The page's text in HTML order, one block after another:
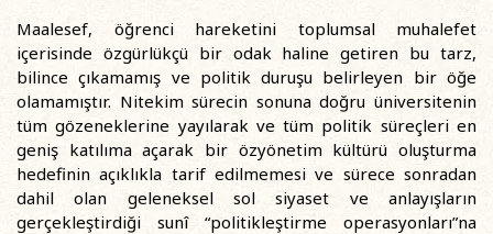
Maalesef, öğrenci hareketini toplumsal muhalefet
içerisinde özgürlükçü bir odak haline getiren bu tarz,
bilince çıkamamış ve politik duruşu belirleyen bir öğe
olamamıştır. Nitekim sürecin sonuna doğru üniversitenin
tüm gözeneklerine yayılarak ve tüm politik süreçleri en
geniş katılıma açarak bir özyönetim kültürü oluşturma
hedefinin açıklıkla tarif edilmemesi ve sürece sonradan
dahil olan geleneksel sol siyaset ve anlayışların
gerçekleştirdiği sunî “politikleştirme operasyonları”na